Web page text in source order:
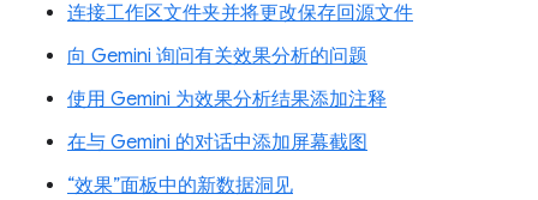
连接工作区文件夹并将更改保存回源文件
向 Gemini 询问有关效果分析的问题
使用 Gemini 为效果分析结果添加注释
在与 Gemini 的对话中添加屏幕截图
“效果”面板中的新数据洞见